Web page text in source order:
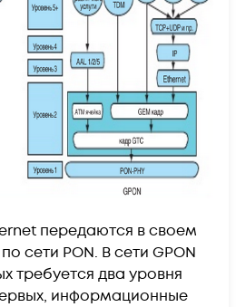
передаются в своем
сети PON. В сети GPON
требуется два уровня
информационные